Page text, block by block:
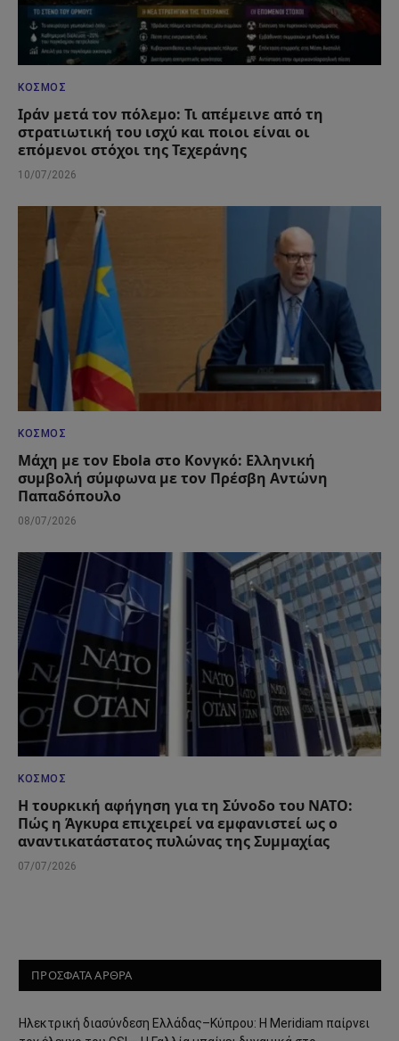
ΚΌΣΜΟΣ
Ιράν μετά τον πόλεμο: Τι απέμεινε από τη
στρατιωτική του ισχύ και ποιοι είναι οι
επόμενοι στόχοι της Τεχεράνης
10/07/2026
ΚΌΣΜΟΣ
Μάχη με τον Ebola στο Κονγκό: Ελληνική
συμβολή σύμφωνα με τον Πρέσβη Αντώνη
Παπαδόπουλο
08/07/2026
ΚΌΣΜΟΣ
Η τουρκική αφήγηση για τη Σύνοδο του ΝΑΤΟ:
Πώς η Άγκυρα επιχειρεί να εμφανιστεί ως ο
αναντικατάστατος πυλώνας της Συμμαχίας
07/07/2026
ΠΡΟΣΦΑΤΑ ΑΡΘΡΑ
Ηλεκτρική διασύνδεση Ελλάδας–Κύπρου: Η Meridiam παίρνει